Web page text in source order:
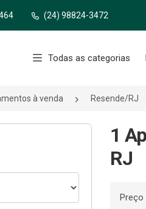
(24) 98824-3472
Todas as categorias
à venda Resende/RJ
1
RJ